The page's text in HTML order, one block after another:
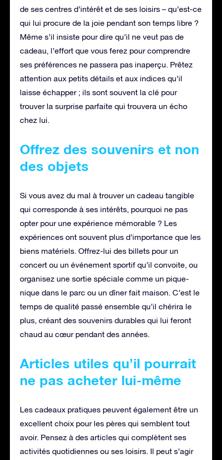
de ses centres d’intérêt et de ses loisirs – qu’est-ce
qui lui procure de la joie pendant son temps libre ?
Même s’il insiste pour dire qu’il ne veut pas de
cadeau, l’effort que vous ferez pour comprendre
ses préférences ne passera pas inaperçu. Prêtez
attention aux petits détails et aux indices qu’il
laisse échapper ; ils sont souvent la clé pour
trouver la surprise parfaite qui trouvera un écho
chez lui.
Offrez des souvenirs et non
des objets
Si vous avez du mal à trouver un cadeau tangible
qui corresponde à ses intérêts, pourquoi ne pas
opter pour une expérience mémorable ? Les
expériences ont souvent plus d’importance que les
biens matériels. Offrez-lui des billets pour un
concert ou un événement sportif qu’il convoite, ou
organisez une sortie spéciale comme un pique-
nique dans le parc ou un dîner fait maison. C’est le
temps de qualité passé ensemble qu’il chérira le
plus, créant des souvenirs durables qui lui feront
chaud au cœur pendant des années.
Articles utiles qu’il pourrait
ne pas acheter lui-même
Les cadeaux pratiques peuvent également être un
excellent choix pour les pères qui semblent tout
avoir. Pensez à des articles qui complètent ses
activités quotidiennes ou ses loisirs. Il peut s’agir